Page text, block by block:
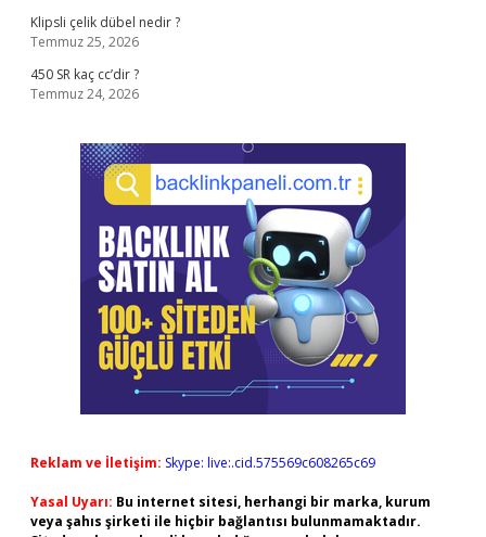
Klipsli çelik dübel nedir ?
Temmuz 25, 2026
450 SR kaç cc’dir ?
Temmuz 24, 2026
Reklam ve İletişim: Skype: live:.cid.575569c608265c69
Yasal Uyarı: Bu internet sitesi, herhangi bir marka, kurum
veya şahıs şirketi ile hiçbir bağlantısı bulunmamaktadır.